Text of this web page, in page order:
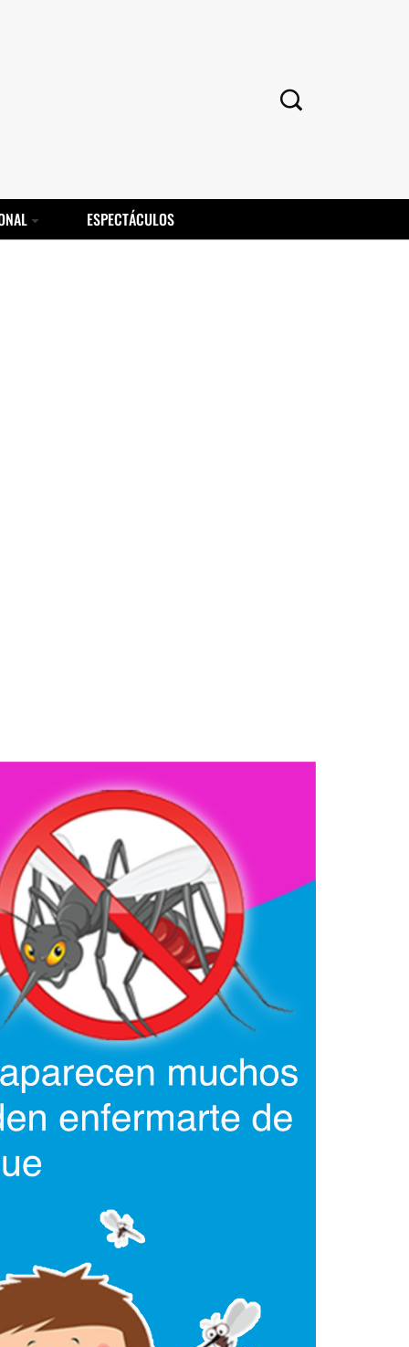
ESPECTÁCULOS